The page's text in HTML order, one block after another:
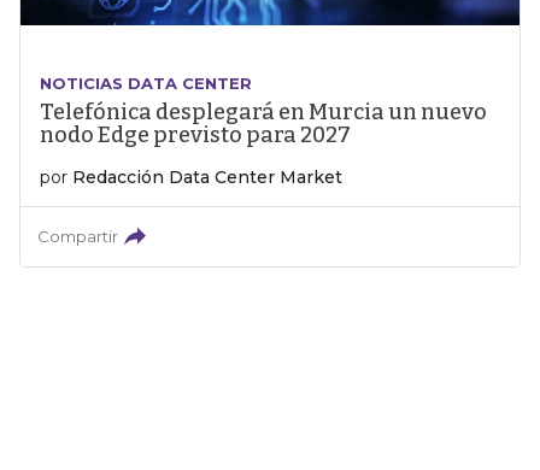
NOTICIAS DATA CENTER
Telefónica desplegará en Murcia un nuevo
nodo Edge previsto para 2027
por Redacción Data Center Market
Compartir